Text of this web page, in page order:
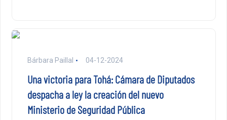
Bárbara Paillal 04-12-2024
Una victoria para Tohá: Cámara de Diputados
despacha a ley la creación del nuevo
Ministerio de Seguridad Pública